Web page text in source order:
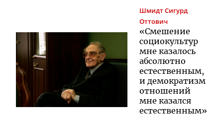
ШмидтСигурд
Оттович
«Смешение
социокультур
мне казалось
абсолютно
естественным,
и демократизм
отношений
мне казался
естественным»